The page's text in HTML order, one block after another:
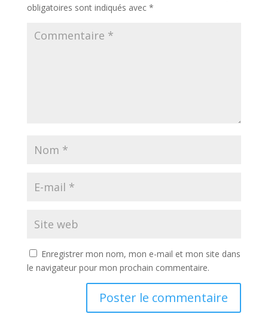
obligatoires sont indiqués avec *
Enregistrer mon nom, mon e-mail et mon site dans
le navigateur pour mon prochain commentaire.